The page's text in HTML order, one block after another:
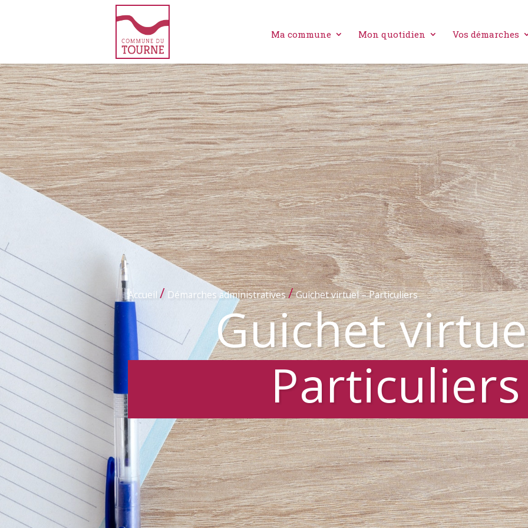
Ma commune Mon quotidien Vos démarches
Accueil / Démarches administratives/Guichet virtuel – Particuliers
Guichet
Particuliers